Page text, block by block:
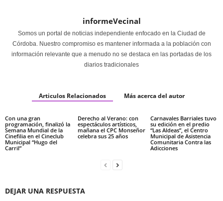
informeVecinal
Somos un portal de noticias independiente enfocado en la Ciudad de
Córdoba. Nuestro compromiso es mantener informada a la población con
información relevante que a menudo no se destaca en las portadas de los
diarios tradicionales
Articulos Relacionados Más acerca del autor
Con una gran
programación, finalizó la
Semana Mundial de la
Cinefilia en el Cineclub
Municipal “Hugo del
Carril”
Derecho al Verano: con
espectáculos artísticos,
mañana el CPC Monseñor
celebra sus 25 años
Carnavales Barriales tuvo
su edición en el predio
“Las Aldeas”, el Centro
Municipal de Asistencia
Comunitaria Contra las
Adicciones
DEJAR UNA RESPUESTA